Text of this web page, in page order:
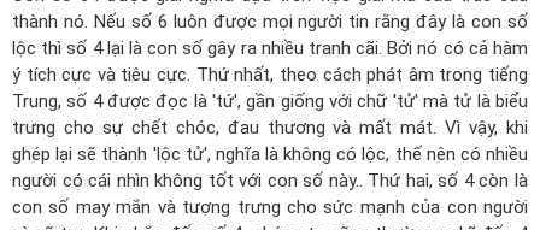
thành nó. Nếu số 6 luôn được mọi người tin rằng đây là con số
lộc thì số 4 lại là con số gây ra nhiều tranh cãi. Bởi nó có cả hàm
ý tích cực và tiêu cực. Thứ nhất, theo cách phát âm trong tiếng
Trung, số 4 được đọc là 'tứ', gần giống với chữ 'tử' mà tử là biểu
trưng cho sự chết chóc, đau thương và mất mát. Vì vậy, khi
ghép lại sẽ thành 'lộc tử', nghĩa là không có lộc, thế nên có nhiều
người có cái nhìn không tốt với con số này.. Thứ hai, số 4 còn là
con số may mắn và tượng trưng cho sức mạnh của con người